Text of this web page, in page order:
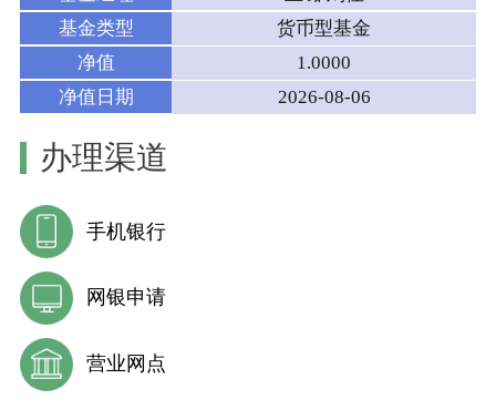
基金类型
货币型基金
净值
1.0000
净值日期
2026-08-06
办理渠道
手机银行
网银申请
营业网点